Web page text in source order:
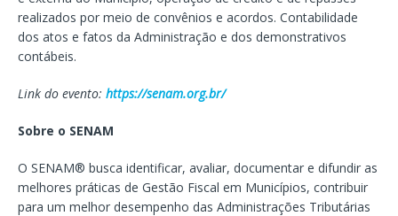
realizados por meio de convênios e acordos. Contabilidade
dos atos e fatos da Administração e dos demonstrativos
contábeis.
Link do evento: https://senam.org.br/
Sobre o SENAM
O SENAM® busca identificar, avaliar, documentar e difundir as
melhores práticas de Gestão Fiscal em Municípios, contribuir
para um melhor desempenho das Administrações Tributárias